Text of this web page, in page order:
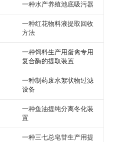
一种水产养殖池底吸污器
一种红花物料液提取回收
方法
一种饲料生产用蛋禽专用
复合酶的提取装置
一种制药废水絮状物过滤
设备
一种鱼油提纯分离冬化装
置
一种三七总皂苷生产用提